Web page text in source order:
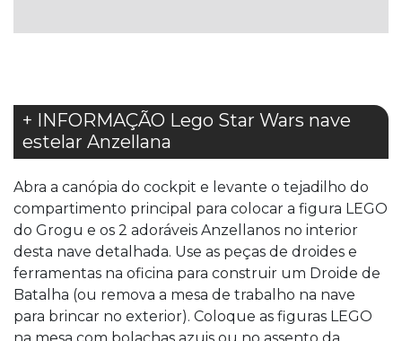
+ INFORMAÇÃO Lego Star Wars nave
estelar Anzellana
Abra a canópia do cockpit e levante o tejadilho do
compartimento principal para colocar a figura LEGO
do Grogu e os 2 adoráveis Anzellanos no interior
desta nave detalhada. Use as peças de droides e
ferramentas na oficina para construir um Droide de
Batalha (ou remova a mesa de trabalho na nave
para brincar no exterior). Coloque as figuras LEGO